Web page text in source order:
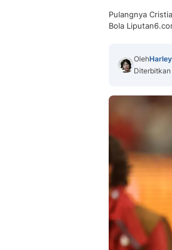
Pulangnya
Bola
Oleh